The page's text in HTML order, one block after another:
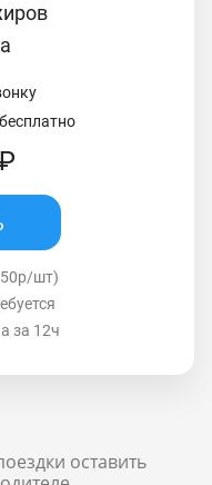
шт)
за 12ч
оставить